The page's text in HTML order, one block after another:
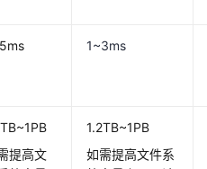
1~3ms
提高文
1.2TB~1PB
如需提高文件系